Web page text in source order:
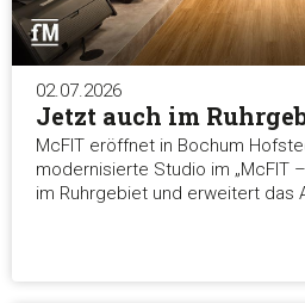
02.07.2026
Jetzt auch im
McFIT eröffnet in Bochum
modernisierte Studio im „McFIT
im Ruhrgebiet und erweitert das